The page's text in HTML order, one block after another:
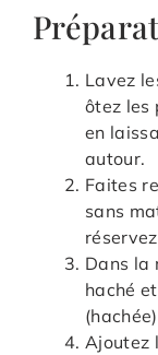
Lavez
ôtez les
en
autour.
Faites
sans
Dans la
haché
Ajoutez